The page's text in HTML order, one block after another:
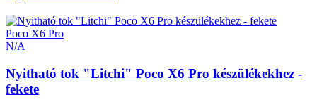
Poco X6 Pro
N/A
Nyitható tok "Litchi" Poco X6 Pro készülékekhez -
fekete